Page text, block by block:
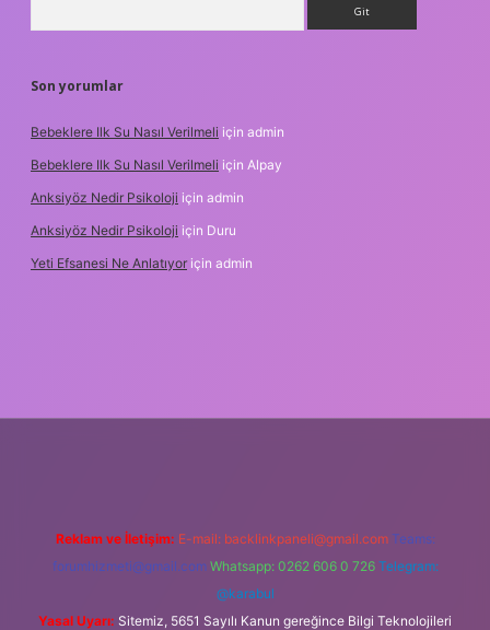
Son yorumlar
Bebeklere Ilk Su Nasıl Verilmeli için admin
Bebeklere Ilk Su Nasıl Verilmeli için Alpay
Anksiyöz Nedir Psikoloji için admin
Anksiyöz Nedir Psikoloji için Duru
Yeti Efsanesi Ne Anlatıyor için admin
Reklam ve İletişim: E-mail: backlinkpaneli@gmail.com Teams:
forumhizmeti@gmail.com Whatsapp: 0262 606 0 726 Telegram:
@karabul
Yasal Uyarı: Sitemiz, 5651 Sayılı Kanun gereğince Bilgi Teknolojileri